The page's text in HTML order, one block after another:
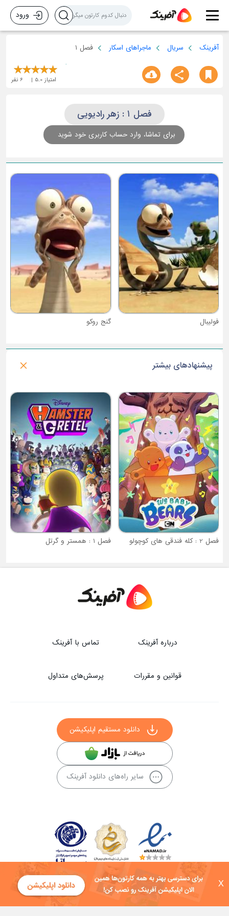
X
ورود
آفرینک سریال ماجراهای اسکار فصل ۱
امتیاز 5.0
6 نفر
فصل ۱ : زهر رادیویی
برای تماشا، وارد حساب کاربری خود شوید
فولیبال گنج روکو
پیشنهادهای بیشتر
فصل 2 : کله فندقی های کوچولو فصل 1 : همستر و گرتل
درباره آفرینک تماس با آفرینک
قوانین و مقررات پرسش‌های متداول
دانلود مستقیم اپلیکیشن
سایر راه‌های دانلود آفرینک
کلیه حقوق این سایت به شرکت توسعه فناوی هفت آسمان توکان تعلق دارد و